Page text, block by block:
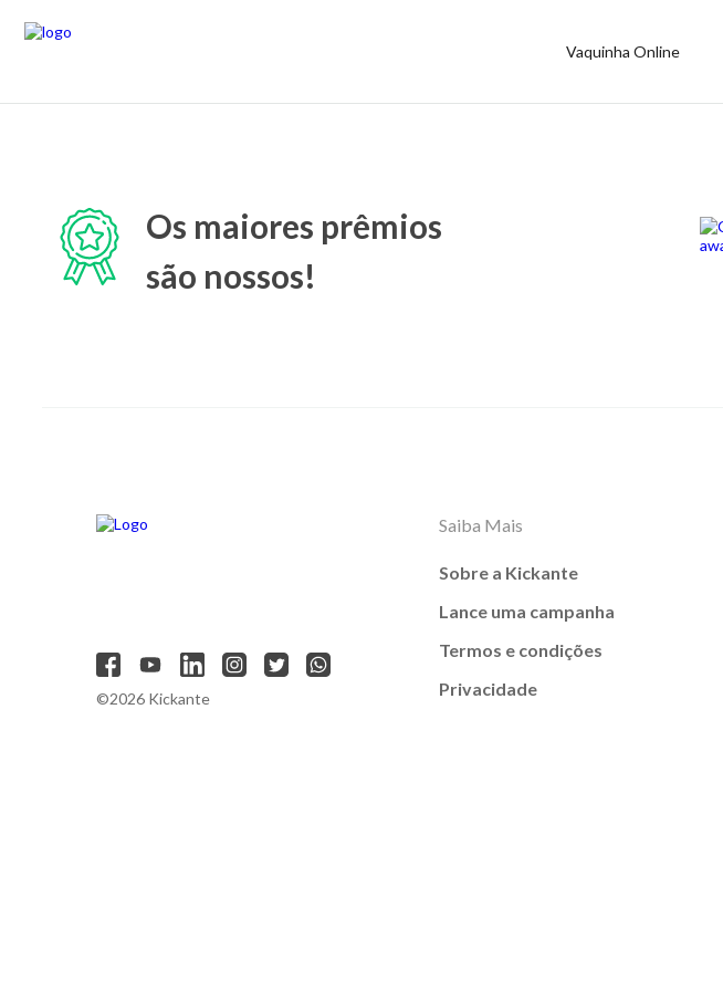
Vaquinha Online
Os maiores prêmios
são nossos!
©2026 Kickante
Saiba Mais
Sobre a Kickante
Lance uma campanha
Termos e condições
Privacidade